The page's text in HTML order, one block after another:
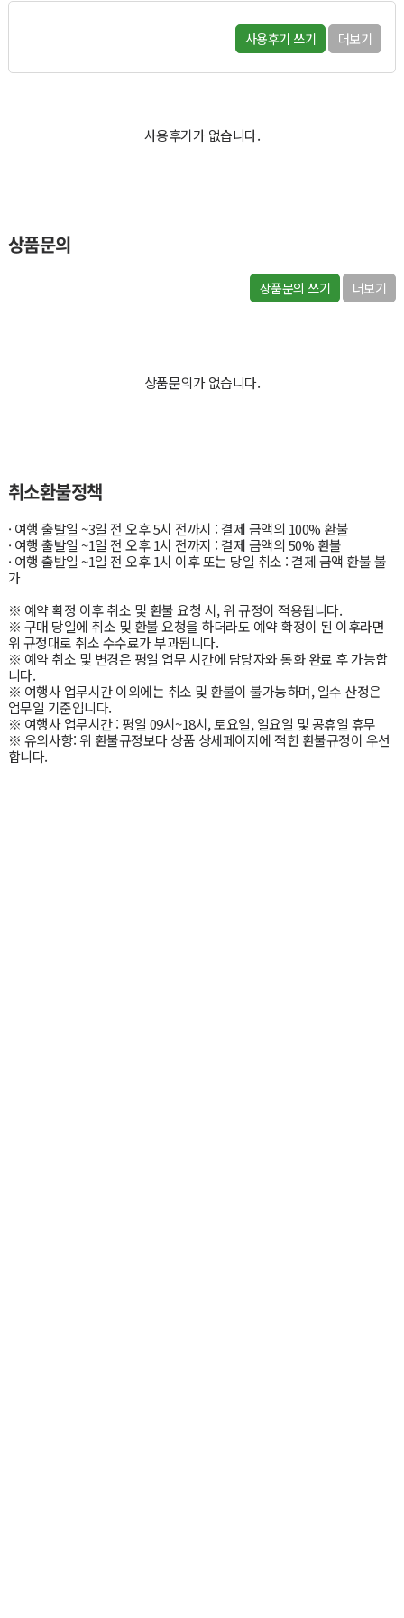
사용후기 쓰기 더보기
사용후기가 없습니다.
상품문의
상품문의 쓰기 더보기
상품문의가 없습니다.
취소환불정책
· 여행 출발일 ~3일 전 오후 5시 전까지 : 결제 금액의 100% 환불
· 여행 출발일 ~1일 전 오후 1시 전까지 : 결제 금액의 50% 환불
· 여행 출발일 ~1일 전 오후 1시 이후 또는 당일 취소 : 결제 금액 환불 불
가
※ 예약 확정 이후 취소 및 환불 요청 시, 위 규정이 적용됩니다.
※ 구매 당일에 취소 및 환불 요청을 하더라도 예약 확정이 된 이후라면
위 규정대로 취소 수수료가 부과됩니다.
※ 예약 취소 및 변경은 평일 업무 시간에 담당자와 통화 완료 후 가능합
니다.
※ 여행사 업무시간 이외에는 취소 및 환불이 불가능하며, 일수 산정은
업무일 기준입니다.
※ 여행사 업무시간 : 평일 09시~18시, 토요일, 일요일 및 공휴일 휴무
※ 유의사항: 위 환불규정보다 상품 상세페이지에 적힌 환불규정이 우선
합니다.